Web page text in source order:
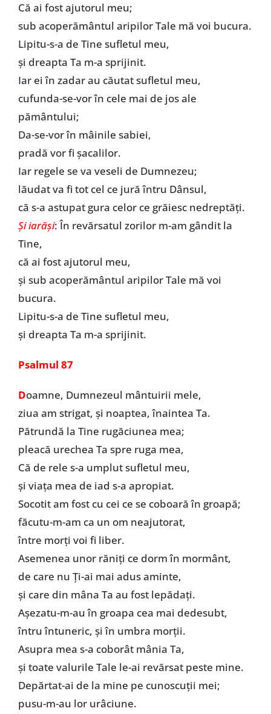
Că ai fost ajutorul meu;
sub acoperământul aripilor Tale mă voi bucura.
Lipitu-s-a de Tine sufletul meu,
şi dreapta Ta m-a sprijinit.
Iar ei în zadar au căutat sufletul meu,
cufunda-se-vor în cele mai de jos ale
pământului;
Da-se-vor în mâinile sabiei,
pradă vor fi şacalilor.
Iar regele se va veseli de Dumnezeu;
lăudat va fi tot cel ce jură întru Dânsul,
că s-a astupat gura celor ce grăiesc nedreptăţi.
Şi iarăşi: În revărsatul zorilor m-am gândit la
Tine,
că ai fost ajutorul meu,
şi sub acoperământul aripilor Tale mă voi
bucura.
Lipitu-s-a de Tine sufletul meu,
şi dreapta Ta m-a sprijinit.
Psalmul 87
Doamne, Dumnezeul mântuirii mele,
ziua am strigat, şi noaptea, înaintea Ta.
Pătrundă la Tine rugăciunea mea;
pleacă urechea Ta spre ruga mea,
Că de rele s-a umplut sufletul meu,
şi viaţa mea de iad s-a apropiat.
Socotit am fost cu cei ce se coboară în groapă;
făcutu-m-am ca un om neajutorat,
între morţi voi fi liber.
Asemenea unor răniţi ce dorm în mormânt,
de care nu Ți-ai mai adus aminte,
şi care din mâna Ta au fost lepădaţi.
Aşezatu-m-au în groapa cea mai dedesubt,
întru întuneric, şi în umbra morţii.
Asupra mea s-a coborât mânia Ta,
şi toate valurile Tale le-ai revărsat peste mine.
Depărtat-ai de la mine pe cunoscuţii mei;
pusu-m-au lor urâciune.